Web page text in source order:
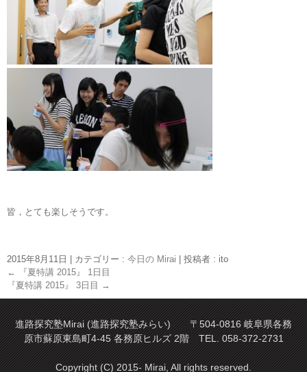
皆，とても楽しそうです。
2015年8月11日 カテゴリー : 今日の Mirai
投稿者 : ito
←
『夏特講 2015』 1日目
『夏特講 2015』 3日目 →
進路探究塾Mirai (進路探究塾みらい) 〒504-0816 岐阜県各務
原市蘇原東島町4-45 各務原ヒルズ 2階 TEL. 058-372-2731
Copyright (C) 2015- Mirai, All rights reserved.